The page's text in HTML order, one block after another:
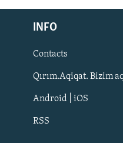
Русский
Українською
QOŞULIÑIZ!
INFO
Contacts
Qırım.Aqiqat. Bizim
Android | iOS
RSS